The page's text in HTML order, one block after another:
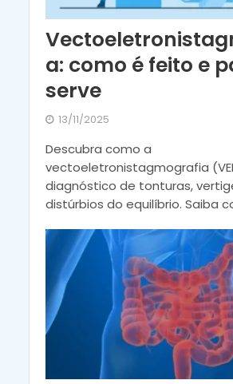
a: como é feito e
serve
13/11/2025
Descubra como a
vectoeletronistagmografia
diagnóstico de tonturas,
distúrbios do equilíbrio. Saiba